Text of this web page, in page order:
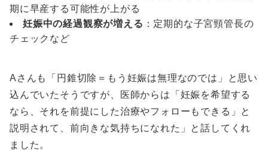
期に早産する可能性が上がる
妊娠中の経過観察が増える ：定期的な子宮頸管長の
チェックなど
Aさんも「円錐切除＝もう妊娠は無理なのでは」と思い
込んでいたそうですが、医師からは「妊娠を希望する
なら、それを前提にした治療やフォローもできる」と
説明されて、前向きな気持ちになれた」と話してくれ
ました。